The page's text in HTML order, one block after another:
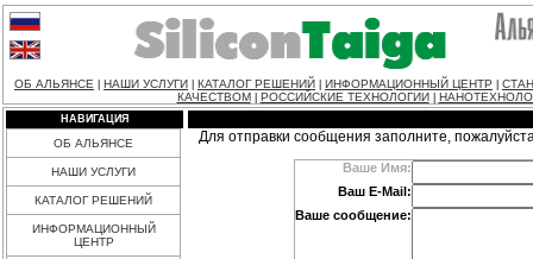
ОБ АЛЬЯНСЕ НАШИ УСЛУГИ КАТАЛОГ РЕШЕНИЙ ИНФОРМАЦИОННЫЙ ЦЕНТР
КАЧЕСТВОМ
РОССИЙСКИЕ ТЕХНОЛОГИИ
НАВИГАЦИЯ
ОБ АЛЬЯНСЕ
НАШИ УСЛУГИ
КАТАЛОГ РЕШЕНИЙ
ИНФОРМАЦИОННЫЙ
ЦЕНТР
Для отправки сообщения заполните,
Ваше Имя:
Ваш E-Mail:
Ваше сообщение: